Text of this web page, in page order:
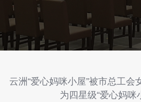
新
闻
洲
快
云洲“爱心妈咪小屋”被市总工会
为四星级“爱心妈咪